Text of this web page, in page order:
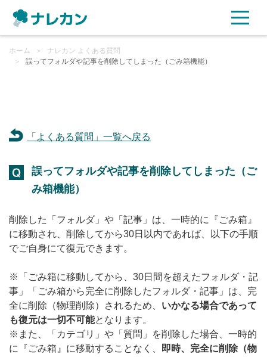
ご利用プラン
充実サポート
よくある質問
資料ダウンロード
無料トライアル
ログイン
ホーム ＞
ナレカン よくある質問
＞
誤ってフォルダや記事を削除してしまった（ごみ箱機能）
「よくある質問」一覧へ戻る
誤ってフォルダや記事を削除してしまった（ご
み箱機能）
削除した「フォルダ」や「記事」は、一時的に『ごみ箱』
に移動され、削除してから30日以内であれば、以下の手順
でご自身にて復元できます。
※「ごみ箱に移動してから、30日間を超えたフォルダ・記
事」「ごみ箱から完全に削除したフォルダ・記事」は、完
全に削除（物理削除）されるため、 いかなる場合であって
も復元は一切不可能となります。
※また、「カテゴリ」や「質問」を削除した場合、一時的
に『ごみ箱』に移動することなく、
即時、完全に削除（物